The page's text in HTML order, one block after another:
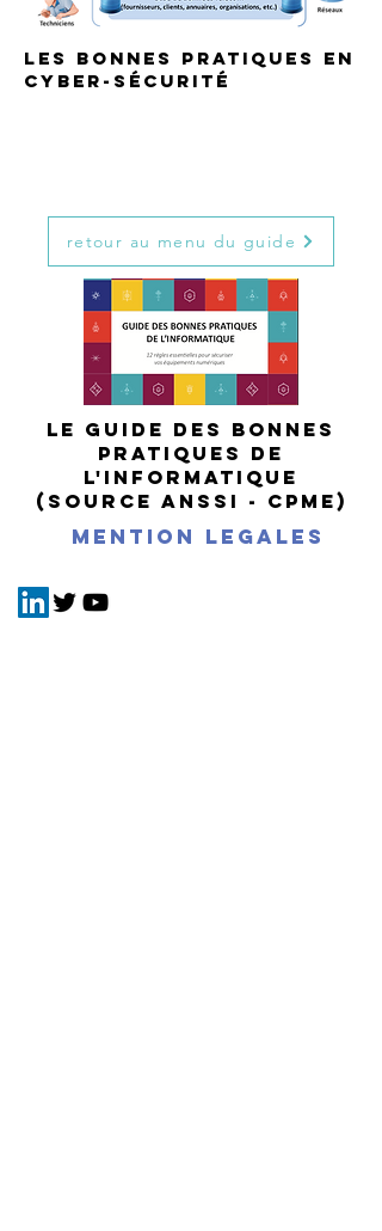
les bonnes pratiques en
cyber-sécurité
retour au menu du guide
le guide des bonnes
pratiques de
l'informatique
(source ANSSI - CPME)
mention legales